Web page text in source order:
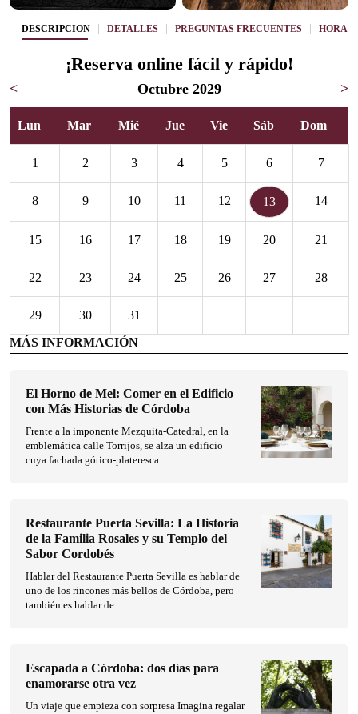
DESCRIPCIÓN DETALLES PREGUNTAS FRECUENTES
¡Reserva online fácil y rápido!
< Octubre 2029 >
Lun Mar Mié Jue Vie Sáb Dom
1 2 3 4 5 6 7
8 9 10 11 12 13 14
15 16 17 18 19 20 21
22 23 24 25 26 27 28
29 30
31
MÁS INFORMACIÓN
El Horno de Mel: Comer en el Edificio
con Más Historias de Córdoba
Frente a la imponente Mezquita-Catedral, en la
emblemática calle Torrijos, se alza un edificio
cuya fachada gótico-plateresca
Restaurante Puerta Sevilla: La Historia
de la Familia Rosales y su Templo del
Sabor Cordobés
Hablar del Restaurante Puerta Sevilla es hablar de
uno de los rincones más bellos de Córdoba, pero
también es hablar de
Escapada a Córdoba: dos días para
enamorarse otra vez
Un viaje que empieza con sorpresa Imagina regalar